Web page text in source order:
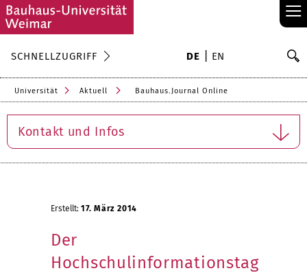
≡
SCHNELLZUGRIFF DE EN
Universität Aktuell Bauhaus.Journal Online
Kontakt und Infos
Erstellt: 17. März 2014
Der
Hochschulinformationstag